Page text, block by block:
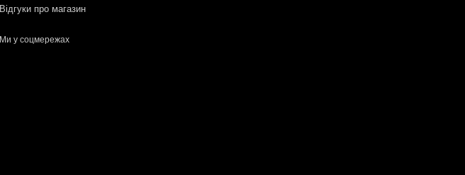
Відгуки про магазин
Ми у соцмережах